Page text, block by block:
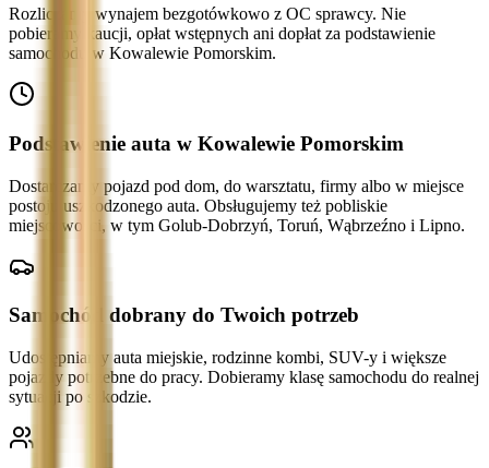
Rozliczamy wynajem bezgotówkowo z OC sprawcy. Nie
pobieramy kaucji, opłat wstępnych ani dopłat za podstawienie
samochodu w Kowalewie Pomorskim.
Podstawienie auta w Kowalewie Pomorskim
Dostarczamy pojazd pod dom, do warsztatu, firmy albo w miejsce
postoju uszkodzonego auta. Obsługujemy też pobliskie
miejscowości, w tym Golub-Dobrzyń, Toruń, Wąbrzeźno i Lipno.
Samochód dobrany do Twoich potrzeb
Udostępniamy auta miejskie, rodzinne kombi, SUV-y i większe
pojazdy potrzebne do pracy. Dobieramy klasę samochodu do realnej
sytuacji po szkodzie.